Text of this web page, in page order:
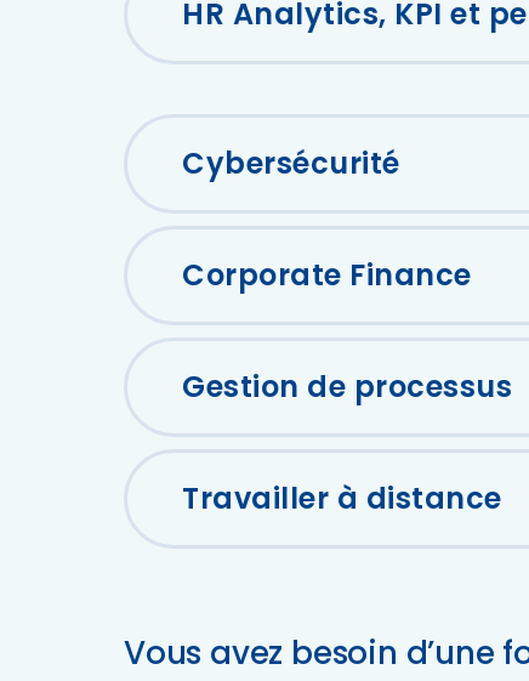
HR Analytics, KPI et
Cybersécurité
Corporate Finance
Gestion de processus
Travailler à distance
Vous avez besoin d’une